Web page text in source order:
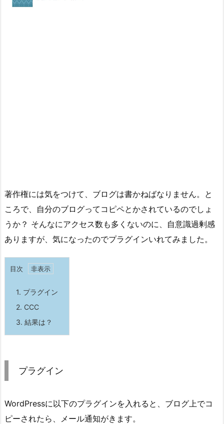
著作権には気をつけて、ブログは書かねばなりません。と
ころで、自分のブログってコピペとかされているのでしょ
うか？ そんなにアクセス数も多くないのに、自意識過剰感
ありますが、気になったのでプラグインいれてみました。
目次
1. プラグイン
2. CCC
3. 結果は？
プラグイン
WordPressに以下のプラグインを入れると、ブログ上でコ
ピーされたら、メール通知がきます。